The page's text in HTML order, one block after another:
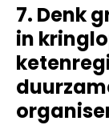
7. Denk
in